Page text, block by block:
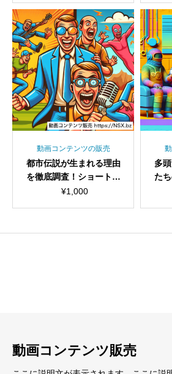
動画コンテンツの販売
都市伝説が生まれる理由
を徹底調査！ショート動
画セット
¥1,000
多
た
動画コンテンツ販売